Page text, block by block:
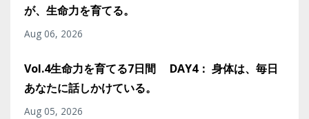
が、生命力を育てる。
Aug 06, 2026
Vol.4生命力を育てる7日間 DAY4： 身体は、毎日
あなたに話しかけている。
Aug 05, 2026